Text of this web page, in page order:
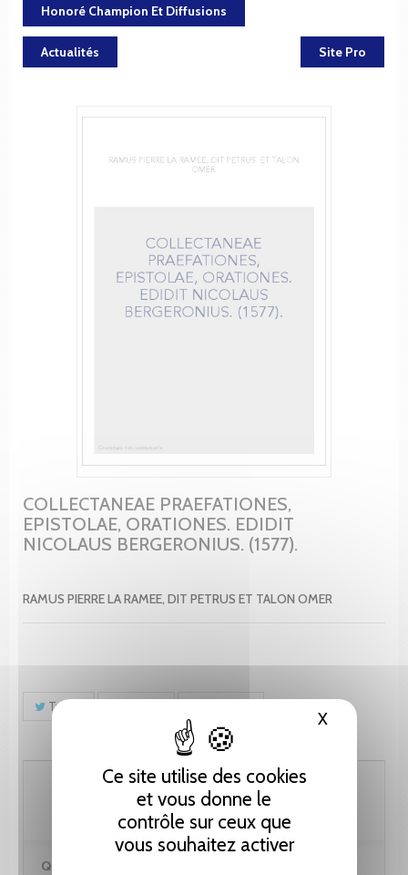
Ce site utilise des cookies
et vous donne le
contrôle sur ceux que
vous souhaitez activer
XMasquer
Honoré Champion Et Diffusions
Actualités Site Pro
COLLECTANEAE PRAEFATIONES,
EPISTOLAE, ORATIONES. EDIDIT
NICOLAUS BERGERONIUS. (1577).
RAMUS PIERRE LA RAMEE, DIT PETRUS ET TALON OMER
Tweet
123.10 CHF
Quantité :